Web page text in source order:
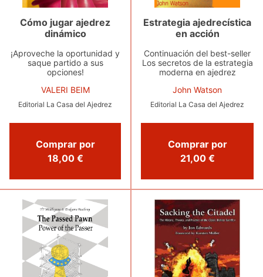
Cómo jugar ajedrez
dinámico
¡Aproveche la oportunidad y
saque partido a sus
opciones!
VALERI BEIM
Editorial La Casa del Ajedrez
Comprar por
18,00 €
Estrategia ajedrecística
en acción
Continuación del best-seller
Los secretos de la estrategia
moderna en ajedrez
John Watson
Editorial La Casa del Ajedrez
Comprar por
21,00 €